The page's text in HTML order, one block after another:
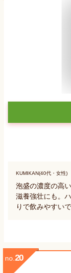
KUMIKAN(40代・女性)
泡盛の濃度の高
滋養強壮にも。
りで飲みやすいで
no. 20